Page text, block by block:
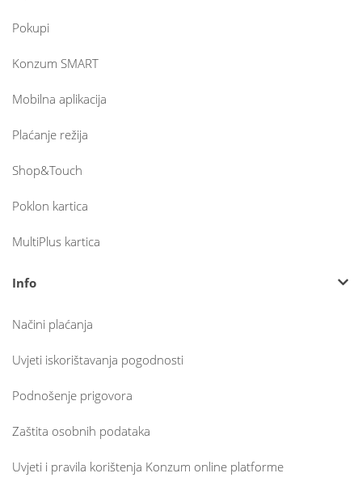
Pokupi
Konzum SMART
Mobilna aplikacija
Plaćanje režija
Shop&Touch
Poklon kartica
MultiPlus kartica
Info
Načini plaćanja
Uvjeti iskorištavanja pogodnosti
Podnošenje prigovora
Zaštita osobnih podataka
Uvjeti i pravila korištenja Konzum online platforme